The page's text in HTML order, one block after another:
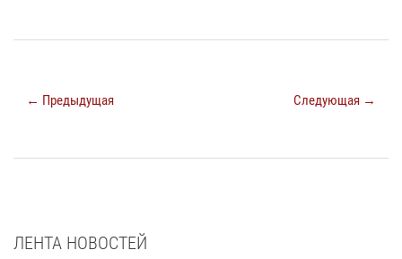
← Предыдущая Следующая →
ЛЕНТА НОВОСТЕЙ